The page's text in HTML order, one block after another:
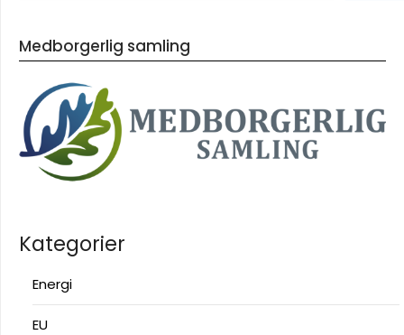
Medborgerlig samling
Kategorier
Energi
EU